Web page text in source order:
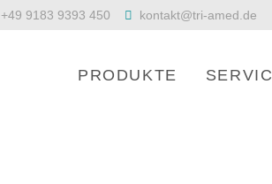
+49 9183 9393 450 kontakt@tri-amed.de
PRODUKTE